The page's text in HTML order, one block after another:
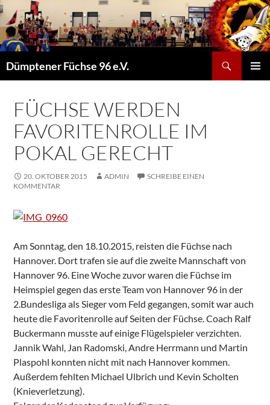
Dümptener Füchse 96 e.V.
SPRINGEN
FÜCHSE WERDEN
FAVORITENROLLE IM
POKAL GERECHT
20. OKTOBER 2015 ADMIN
SCHREIBE EINEN
KOMMENTAR
Am Sonntag, den 18.10.2015, reisten die Füchse nach
Hannover. Dort trafen sie auf die zweite Mannschaft von
Hannover 96. Eine Woche zuvor waren die Füchse im
Heimspiel gegen das erste Team von Hannover 96 in der
2.Bundesliga als Sieger vom Feld gegangen, somit war auch
heute die Favoritenrolle auf Seiten der Füchse. Coach Ralf
Buckermann musste auf einige Flügelspieler verzichten.
Jannik Wahl, Jan Radomski, Andre Herrmann und Martin
Plaspohl konnten nicht mit nach Hannover kommen.
Außerdem fehlten Michael Ulbrich und Kevin Scholten
(Knieverletzung).